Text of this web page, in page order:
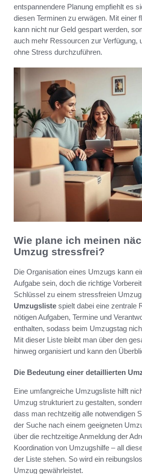
entspannendere Planung empfiehlt es
diesen Terminen zu erwägen. Mit einer
kann nicht nur Geld gespart werden,
auch mehr Ressourcen zur Verfügung,
ohne Stress durchzuführen.
Wie plane ich meinen
Umzug stressfrei?
Die Organisation eines Umzugs kann
Aufgabe sein, doch die richtige
Schlüssel zu einem stressfreien
Umzugsliste spielt dabei eine zentrale
nötigen Aufgaben, Termine und
enthalten, sodass beim Umzugstag
Mit dieser Liste bleibt man über den
hinweg organisiert und kann den
Die Bedeutung einer detaillierten
Eine umfangreiche Umzugsliste hilft
Umzug strukturiert zu gestalten,
dass man rechtzeitig alle notwendigen
der Suche nach einem geeigneten
über die rechtzeitige Anmeldung der
Koordination von Umzugshilfe – all
der Liste stehen. So wird ein
Umzug gewährleistet.